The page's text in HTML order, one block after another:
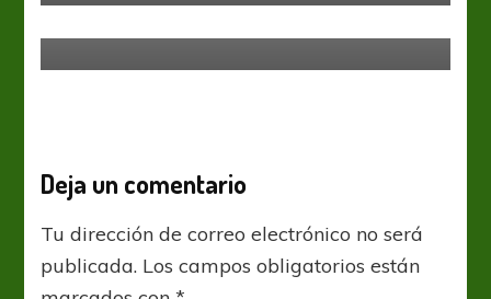
Deja un comentario
Tu dirección de correo electrónico no será
publicada. Los campos obligatorios están